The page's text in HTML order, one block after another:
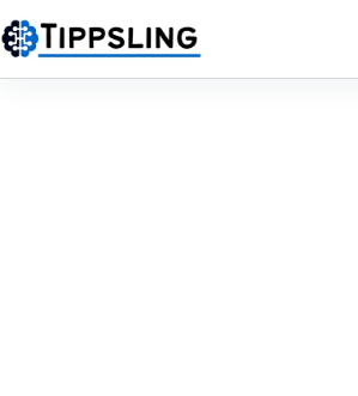
Inhalt
springen